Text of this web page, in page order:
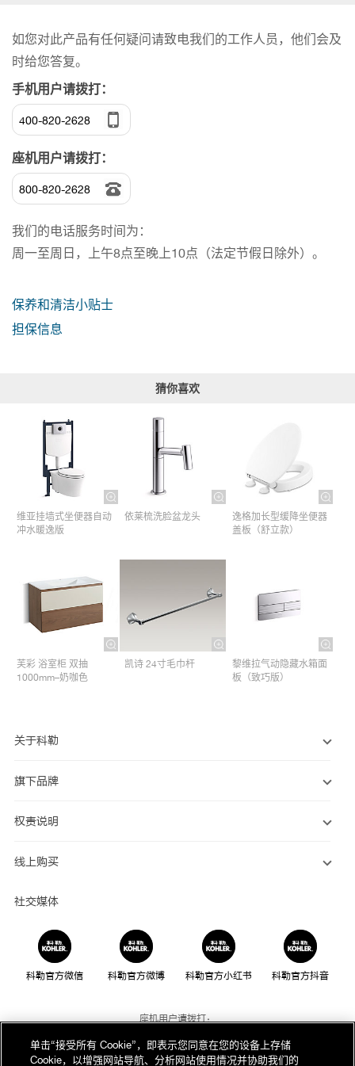
如您对此产品有任何疑问请致电我们的工作人员，他们会及
时给您答复。
手机用户请拨打：
400-820-2628
座机用户请拨打：
800-820-2628
我们的电话服务时间为：
周一至周日，上午8点至晚上10点（法定节假日除外）。
保养和清洁小贴士
担保信息
猜你喜欢
维亚挂墙式坐便器自动
冲水暖逸版
依莱梳洗脸盆龙头
逸格加长型缓降坐便器
盖板（舒立款）
芙彩 浴室柜 双抽
1000mm–奶咖色
凯诗 24寸毛巾杆​
黎维拉气动隐藏水箱面
板（致巧版）
关于科勒
旗下品牌
权责说明
线上购买
社交媒体
科勒官方微信 科勒官方微博 科勒官方小红书 科勒官方抖音
座机用户请拨打：
800-820-2628
单击“接受所有 Cookie”，即表示您同意在您的设备上存储
Cookie，以增强网站导航、分析网站使用情况并协助我们的